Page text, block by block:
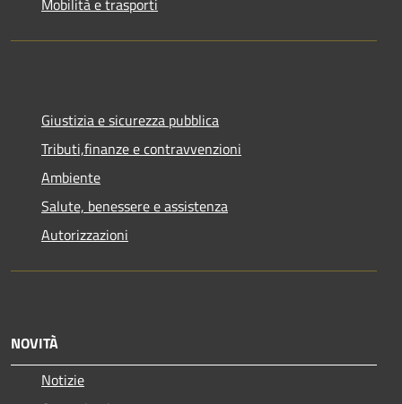
Giustizia e sicurezza pubblica
Tributi,finanze e contravvenzioni
Ambiente
Salute, benessere e assistenza
Autorizzazioni
NOVITÀ
Notizie